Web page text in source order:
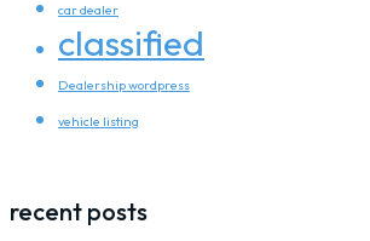
car dealer
classified
Dealership wordpress
vehicle listing
recent posts